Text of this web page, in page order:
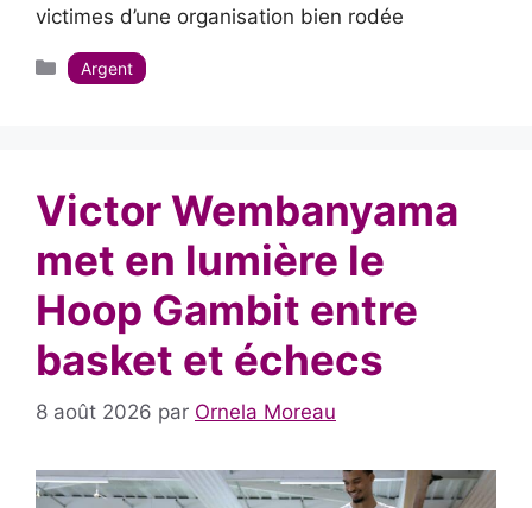
victimes d’une organisation bien rodée
Catégories
Argent
Victor Wembanyama
met en lumière le
Hoop Gambit entre
basket et échecs
8 août 2026 par Ornela Moreau